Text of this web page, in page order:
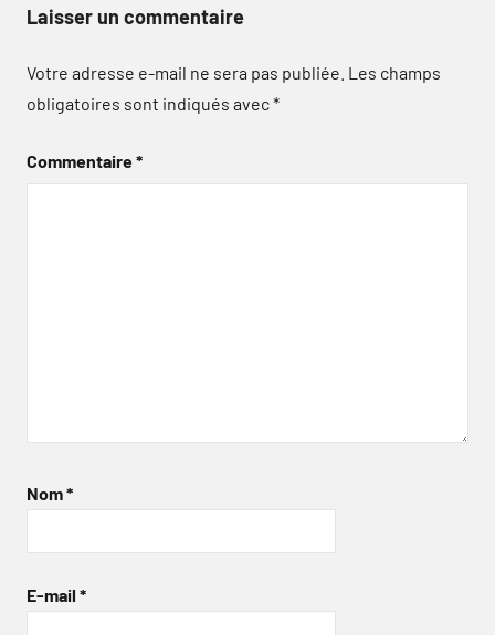
Laisser un commentaire
Votre adresse e-mail ne sera pas publiée. Les champs
obligatoires sont indiqués avec*
Commentaire*
Nom*
E-mail *